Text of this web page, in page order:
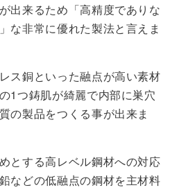
出来るため「高精度でありな
な非常に優れた製法と言えま
ス銅といった融点が高い素材
1つ鋳肌が綺麗で内部に巣穴
の製品をつくる事が出来ま
とする高レベル鋼材への対応
などの低融点の鋼材を主材料